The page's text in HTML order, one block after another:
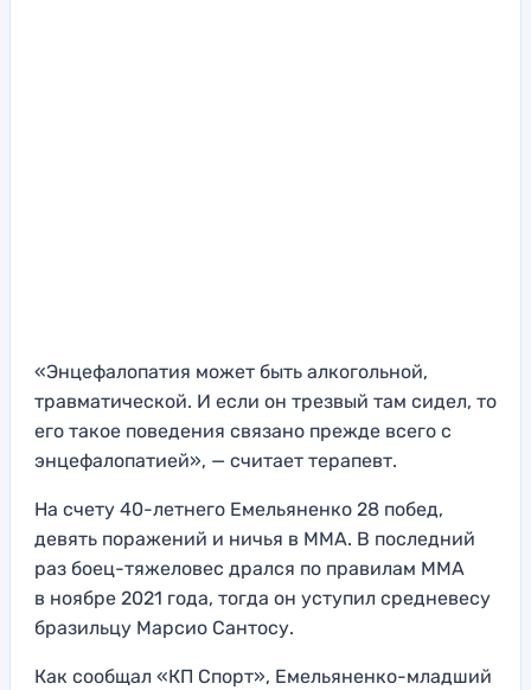
«Энцефалопатия может быть алкогольной,
травматической. И если он трезвый там сидел, то
его такое поведения связано прежде всего с
энцефалопатией», — считает терапевт.
На счету 40-летнего Емельяненко 28 побед,
девять поражений и ничья в ММА. В последний
раз боец-тяжеловес дрался по правилам ММА
в ноябре 2021 года, тогда он уступил средневесу
бразильцу Марсио Сантосу.
Как сообщал «КП Спорт», Емельяненко-младший